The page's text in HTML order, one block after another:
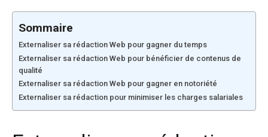
Sommaire
Externaliser sa rédaction Web pour gagner du temps
Externaliser sa rédaction Web pour bénéficier de contenus de
qualité
Externaliser sa rédaction Web pour gagner en notoriété
Externaliser sa rédaction pour minimiser les charges salariales